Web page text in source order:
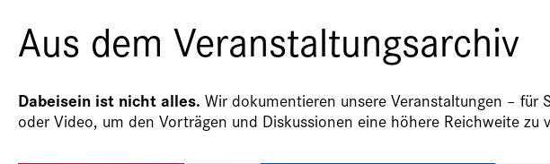
Aus dem Veranstaltungsarchiv
Dabeisein ist nicht alles. Wir dokumentieren unsere Veranstaltungen – für
oder Video, um den Vorträgen und Diskussionen eine höhere Reichweite zu